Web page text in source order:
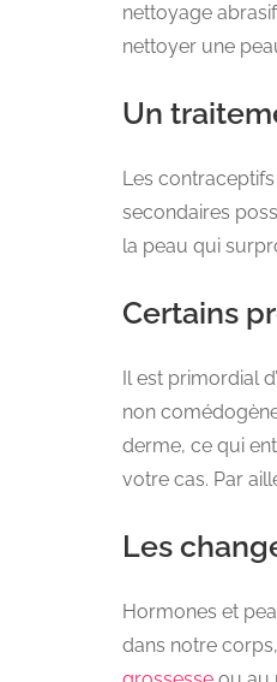
nettoyage
nettoyer une
Un
Les
secondaires
la peau qui
Certains
Il est primordial
non
derme, ce qui
votre cas. Par
Les
Hormones et
dans notre